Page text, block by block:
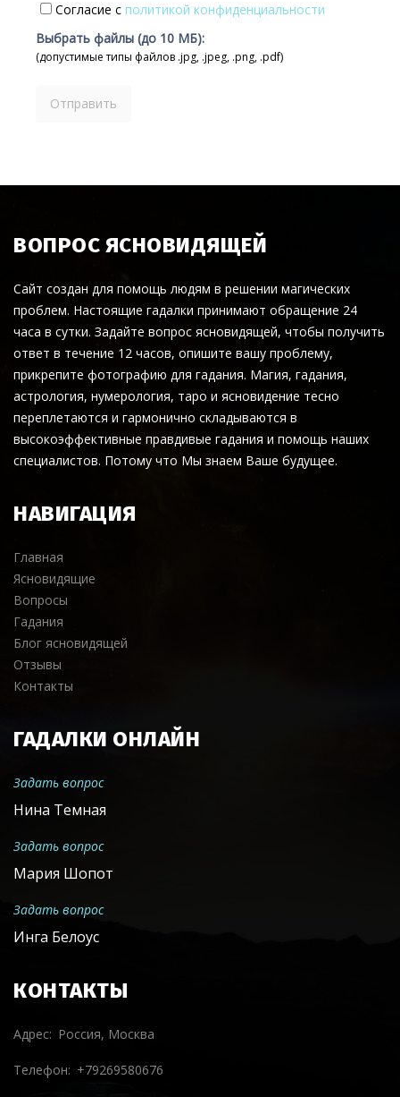
Согласие с политикой конфиденциальности
Выбрать файлы (до 10 МБ):
(допустимые типы файлов .jpg, .jpeg, .png, .pdf)
ВОПРОС ЯСНОВИДЯЩЕЙ
Сайт создан для помощь людям в решении магических
проблем. Настоящие гадалки принимают обращение 24
часа в сутки. Задайте вопрос ясновидящей, чтобы получить
ответ в течение 12 часов, опишите вашу проблему,
прикрепите фотографию для гадания. Магия, гадания,
астрология, нумерология, таро и ясновидение тесно
переплетаются и гармонично складываются в
высокоэффективные правдивые гадания и помощь наших
специалистов. Потому что Мы знаем Ваше будущее.
НАВИГАЦИЯ
Главная
Ясновидящие
Вопросы
Гадания
Блог ясновидящей
Отзывы
Контакты
ГАДАЛКИ ОНЛАЙН
Задать вопрос
Нина Темная
Задать вопрос
Мария Шопот
Задать вопрос
Инга Белоус
КОНТАКТЫ
Адрес Россия, Москва
Телефон +79269580676